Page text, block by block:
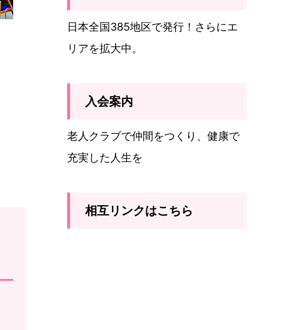
日本全国385地区で発行！さらにエ
リアを拡大中。
入会案内
老人クラブで仲間をつくり、健康で
充実した人生を
相互リンクはこちら